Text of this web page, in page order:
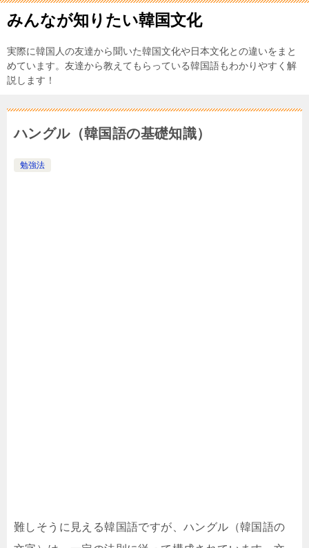
みんなが知りたい韓国文化
実際に韓国人の友達から聞いた韓国文化や日本文化との違いをまと
めています。友達から教えてもらっている韓国語もわかりやすく解
説します！
ハングル（韓国語の基礎知識）
勉強法
難しそうに見える韓国語ですが、ハングル（韓国語の